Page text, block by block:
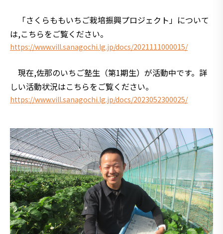
「さくらももいちご栽培振興プロジェクト」について
は,こちらをご覧ください。
https://www.vill.sanagochi.lg.jp/docs/2021111000015/
現在,佐那のいちご塾生（第1期生）が活動中です。詳
しい活動状況はこちらをご覧ください。
https://www.vill.sanagochi.lg.jp/docs/2023052300025/